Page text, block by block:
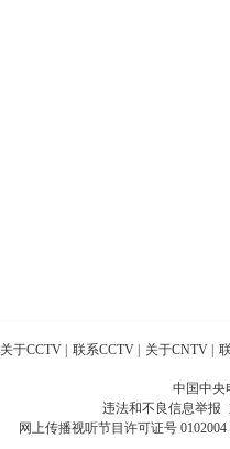
关于CCTV 联系CCTV 关于CNTV
中国中
违法和不良信息举报
网上传播视听节目许可证号 0102004